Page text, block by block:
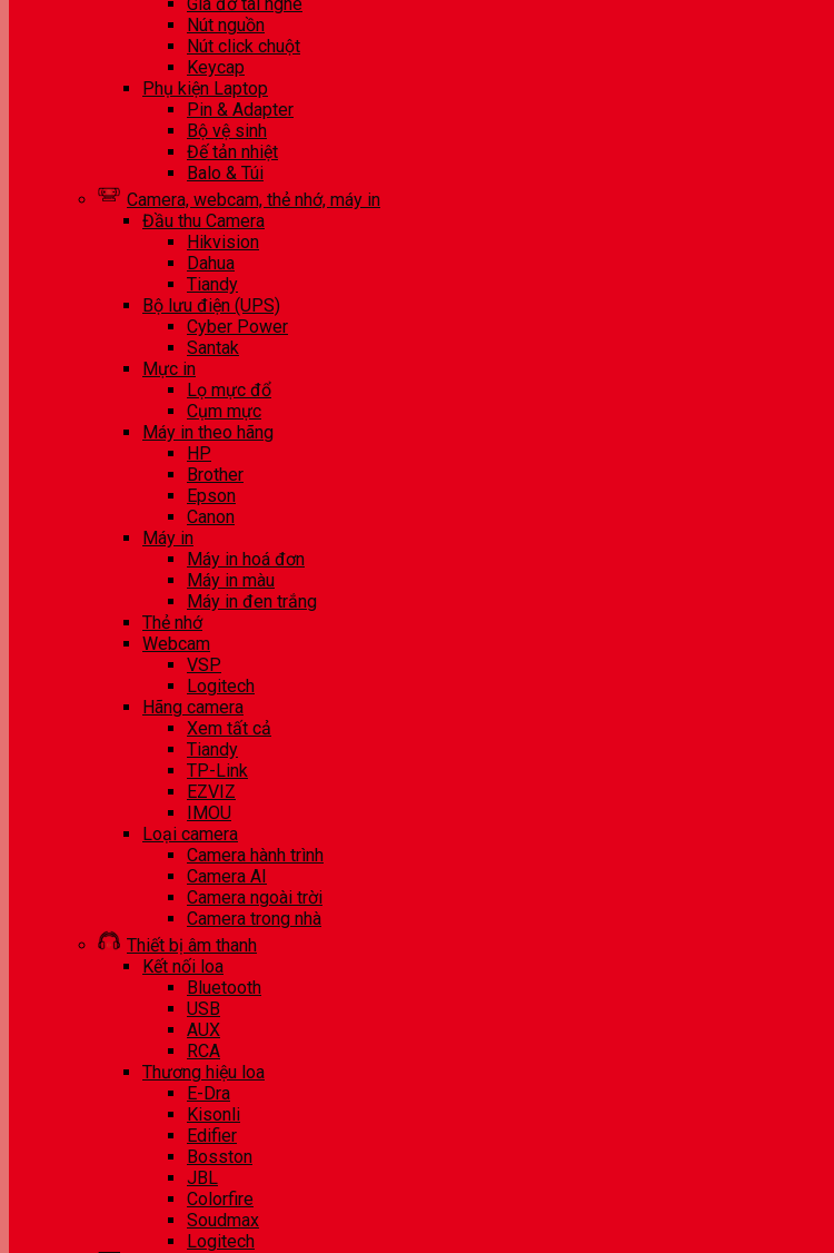
Nút nguồn
Nút click chuột
Keycap
Phụ kiện Laptop
Pin & Adapter
Bộ vệ sinh
Đế tản nhiệt
Balo & Túi
Camera, webcam, thẻ nhớ, máy in
Đầu thu Camera
Hikvision
Dahua
Tiandy
Bộ lưu điện (UPS)
Cyber Power
Santak
Mực in
Lọ mực đổ
Cụm mực
Máy in theo hãng
HP
Brother
Epson
Canon
Máy in
Máy in hoá đơn
Máy in màu
Máy in đen trắng
Thẻ nhớ
Webcam
VSP
Logitech
Hãng camera
Xem tất cả
Tiandy
TP-Link
EZVIZ
IMOU
Loại camera
Camera hành trình
Camera AI
Camera ngoài trời
Camera trong nhà
Thiết bị âm thanh
Kết nối loa
Bluetooth
USB
AUX
RCA
Thương hiệu loa
E-Dra
Kisonli
Edifier
Bosston
JBL
Colorfire
Soudmax
Logitech